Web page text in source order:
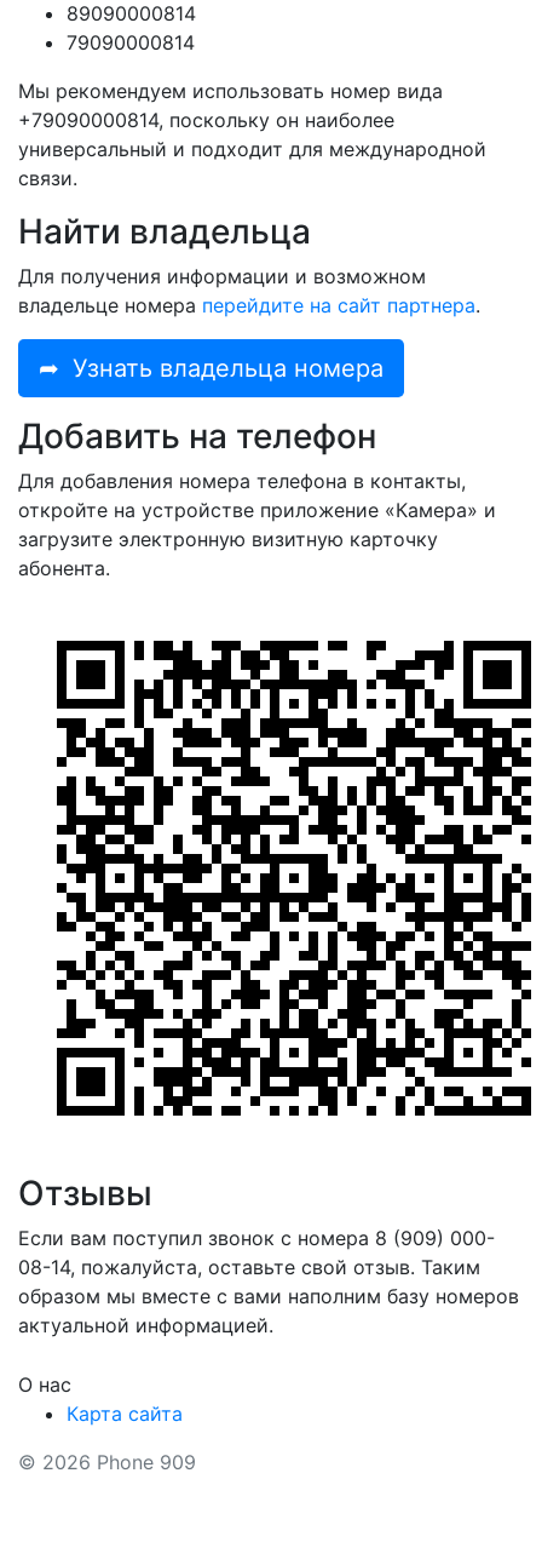
89090000814
79090000814
Мы рекомендуем использовать номер вида
+79090000814, поскольку он наиболее
универсальный и подходит для международной
связи.
Найти владельца
Для получения информации и возможном
владельце номера перейдите на сайт партнера.
➦ Узнать владельца номера
Добавить на телефон
Для добавления номера телефона в контакты,
откройте на устройстве приложение «Камера» и
загрузите электронную визитную карточку
абонента.
Отзывы
Если вам поступил звонок с номера 8 (909) 000-
08-14, пожалуйста, оставьте свой отзыв. Таким
образом мы вместе с вами наполним базу номеров
актуальной информацией.
О нас
Карта сайта
© 2026 Phone 909